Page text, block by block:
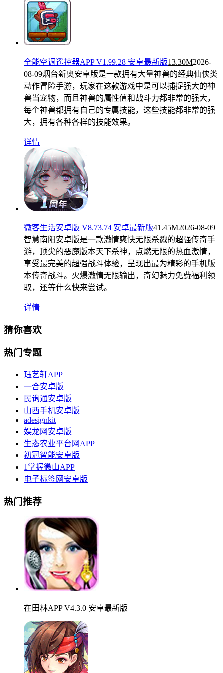
全能空调遥控器APP V1.99.28 安卓最新版13.30M2026-
08-09烟台新奥安卓版是一款拥有大量神兽的经典仙侠类
动作冒险手游，玩家在这款游戏中是可以捕捉强大的神
兽当宠物，而且神兽的属性值和战斗力都非常的强大，
每个神兽都拥有自己的专属技能，这些技能都非常的强
大，拥有各种各样的技能效果。
详情
微客生活安卓版 V8.73.74 安卓最新版41.45M2026-08-09
智慧南阳安卓版是一款激情爽快无限杀戮的超强传奇手
游，顶尖的恶魔版本天下杀神，点燃无限的热血激情，
享受最完美的超强战斗体验，呈现出最为精彩的手机版
本传奇战斗。火爆激情无限输出，奇幻魅力免费福利领
取，还等什么快来尝试。
详情
猜你喜欢
热门专题
珏艺轩APP
一合安卓版
民询通安卓版
山西手机安卓版
adesignkit
娱龙网安卓版
生态农业平台网APP
初冠智能安卓版
1掌握微山APP
电子标签网安卓版
热门推荐
在田林APP V4.3.0 安卓最新版